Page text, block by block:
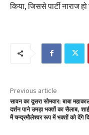
किया, जिससे पार्टी नाराज
Previous article
सावन का दूसरा सोमवार: बाबा
दर्शन पाने उमड़ा भक्तों का सैलाब,
में चन्द्रमौलेश्वर रूप में भक्तों को देंगे